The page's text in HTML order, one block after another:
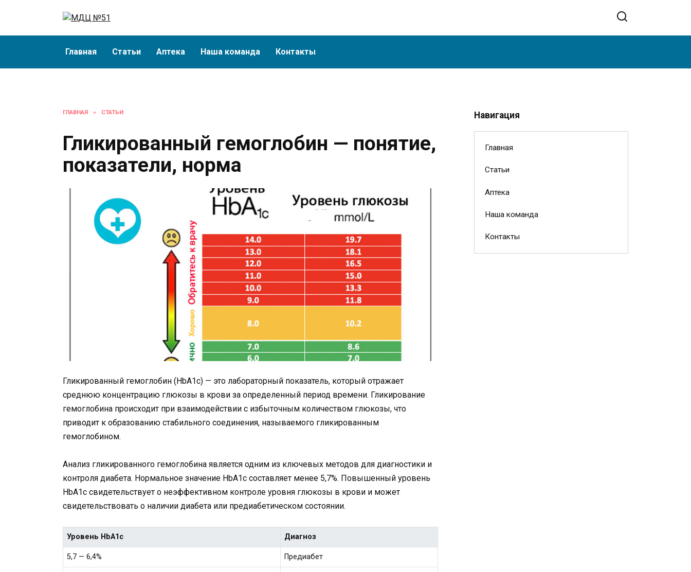
Главная Статьи Аптека Наша команда Контакты
ГЛАВНАЯ » СТАТЬИ
Гликированный гемоглобин — понятие,
показатели, норма
Гликированный гемоглобин (HbA1c) — это лабораторный показатель, который отражает
среднюю концентрацию глюкозы в крови за определенный период времени. Гликирование
гемоглобина происходит при взаимодействии с избыточным количеством глюкозы, что
приводит к образованию стабильного соединения, называемого гликированным
гемоглобином.
Анализ гликированного гемоглобина является одним из ключевых методов для диагностики и
контроля диабета. Нормальное значение HbA1c составляет менее 5,7%. Повышенный уровень
HbA1c свидетельствует о неэффективном контроле уровня глюкозы в крови и может
свидетельствовать о наличии диабета или предиабетическом состоянии.
Уровень HbA1c Диагноз
5,7 — 6,4% Предиабет
Навигация
Главная
Статьи
Аптека
Наша команда
Контакты